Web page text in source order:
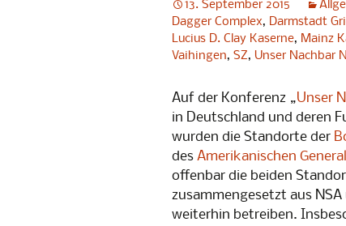
Abendgespräche
„Little
5. No-
gelten
4. No-
13. September 2015
Dagger Complex, Darmstadt
Lucius D. Clay Kaserne, Mainz
Vaihingen, SZ, Unser Nachbar
Auf der Konferenz „Unser
in Deutschland und deren
wurden die Standorte der
des Amerikanischen
offenbar die beiden
zusammengesetzt aus
weiterhin betreiben.